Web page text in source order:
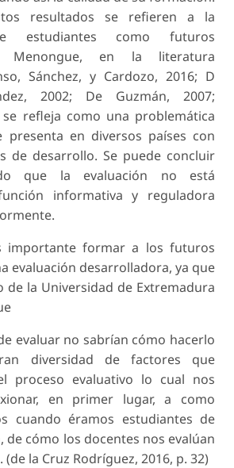
resultados se refieren a la
estudiantes como futuros
Menongue, en la literatura
Sánchez, y Cardozo, 2016; D
2002; De Guzmán, 2007;
se refleja como una problemática
en diversos países con
de desarrollo. Se puede concluir
que la evaluación no está
informativa y reguladora
importante formar a los futuros
evaluación desarrolladora, ya que
de la Universidad de Extremadura
evaluar no sabrían cómo hacerlo
diversidad de factores que
proceso evaluativo lo cual nos
en primer lugar, a como
cuando éramos estudiantes de
de cómo los docentes nos evalúan
la Cruz Rodríguez, 2016, p. 32)